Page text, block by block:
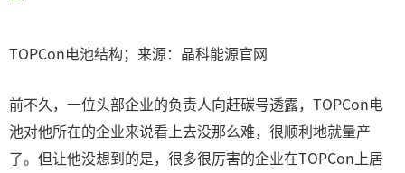
TOPCon电池结构；来源：晶科能源官网
前不久，一位头部企业的负责人向赶碳号透露，TOPCon电
池对他所在的企业来说看上去没那么难，很顺利地就量产
了。但让他没想到的是，很多很厉害的企业在TOPCon上居